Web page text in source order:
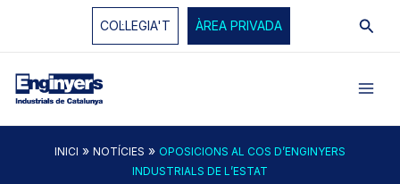
COL·LEGIA'T ÀREA PRIVADA
INICI » NOTÍCIES » OPOSICIONS AL COS D’ENGINYERS
INDUSTRIALS DE L’ESTAT